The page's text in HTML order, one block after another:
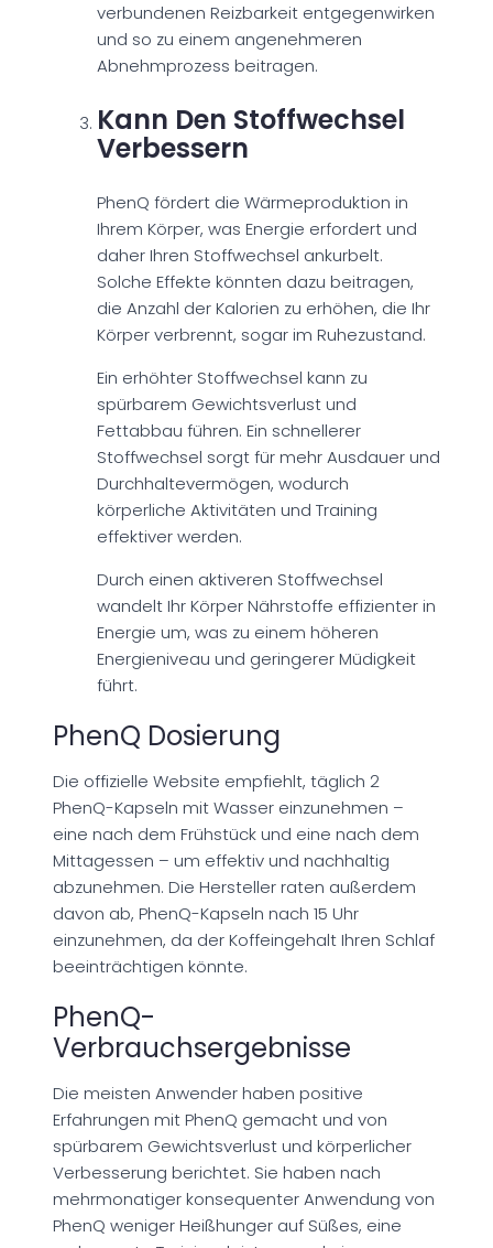
verbundenen Reizbarkeit entgegenwirken
und so zu einem angenehmeren
Abnehmprozess beitragen.
Kann Den Stoffwechsel
Verbessern
PhenQ fördert die Wärmeproduktion in
Ihrem Körper, was Energie erfordert und
daher Ihren Stoffwechsel ankurbelt.
Solche Effekte könnten dazu beitragen,
die Anzahl der Kalorien zu erhöhen, die Ihr
Körper verbrennt, sogar im Ruhezustand.
Ein erhöhter Stoffwechsel kann zu
spürbarem Gewichtsverlust und
Fettabbau führen. Ein schnellerer
Stoffwechsel sorgt für mehr Ausdauer und
Durchhaltevermögen, wodurch
körperliche Aktivitäten und Training
effektiver werden.
Durch einen aktiveren Stoffwechsel
wandelt Ihr Körper Nährstoffe effizienter in
Energie um, was zu einem höheren
Energieniveau und geringerer Müdigkeit
führt.
PhenQ Dosierung
Die offizielle Website empfiehlt, täglich 2
PhenQ-Kapseln mit Wasser einzunehmen –
eine nach dem Frühstück und eine nach dem
Mittagessen – um effektiv und nachhaltig
abzunehmen. Die Hersteller raten außerdem
davon ab, PhenQ-Kapseln nach 15 Uhr
einzunehmen, da der Koffeingehalt Ihren Schlaf
beeinträchtigen könnte.
PhenQ-
Verbrauchsergebnisse
Die meisten Anwender haben positive
Erfahrungen mit PhenQ gemacht und von
spürbarem Gewichtsverlust und körperlicher
Verbesserung berichtet. Sie haben nach
mehrmonatiger konsequenter Anwendung von
PhenQ weniger Heißhunger auf Süßes, eine